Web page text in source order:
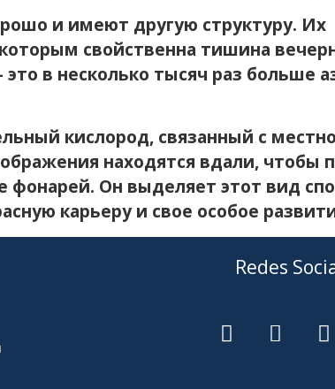
и имеют другую структуру. Их
свойственна тишина
в несколько тысяч раз больше
кислород, связанный с
находятся вдали, чтобы
Он выделяет этот вид
карьеру и свое особое
Redes